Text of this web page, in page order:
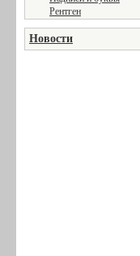
Рентген
Новости